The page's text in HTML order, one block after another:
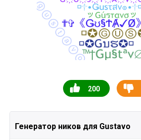
200
Генератор ников для Gustavo